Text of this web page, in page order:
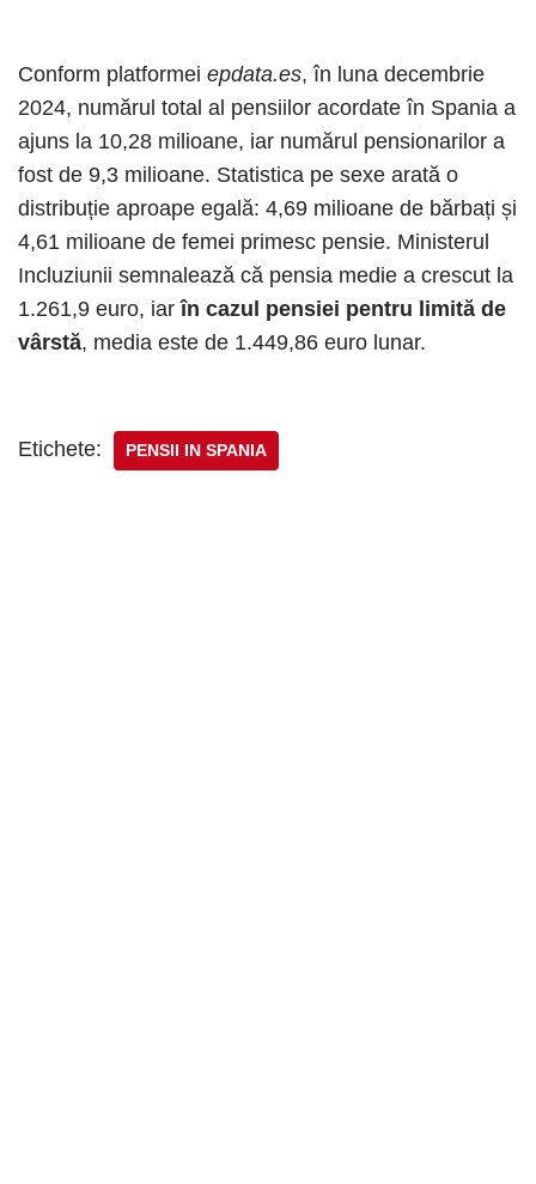
Conform platformei epdata.es, în luna decembrie
2024, numărul total al pensiilor acordate în Spania a
ajuns la 10,28 milioane, iar numărul pensionarilor a
fost de 9,3 milioane. Statistica pe sexe arată o
distribuție aproape egală: 4,69 milioane de bărbați și
4,61 milioane de femei primesc pensie. Ministerul
Incluziunii semnalează că pensia medie a crescut la
1.261,9 euro, iarîn cazul pensiei pentru limită de
vârstă, media este de 1.449,86 euro lunar.
Etichete: PENSII IN SPANIA